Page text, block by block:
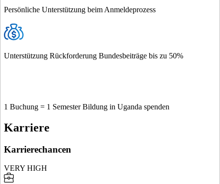
Persönliche Unterstützung beim Anmeldeprozess
Unterstützung Rückforderung Bundesbeiträge bis zu 50%
1 Buchung = 1 Semester Bildung in Uganda spenden
Karriere
Karrierechancen
VERY HIGH